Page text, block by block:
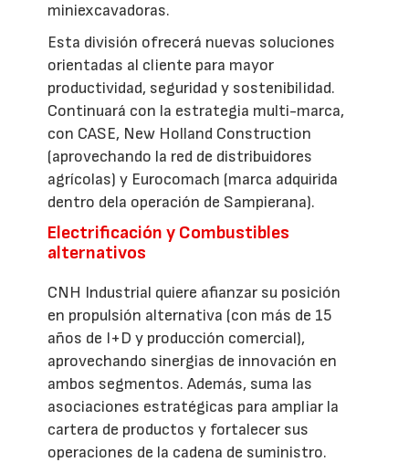
miniexcavadoras.
Esta división ofrecerá nuevas soluciones
orientadas al cliente para mayor
productividad, seguridad y sostenibilidad.
Continuará con la estrategia multi-marca,
con CASE, New Holland Construction
(aprovechando la red de distribuidores
agrícolas) y Eurocomach (marca adquirida
dentro dela operación de Sampierana).
Electrificación y Combustibles
alternativos
CNH Industrial quiere afianzar su posición
en propulsión alternativa (con más de 15
años de I+D y producción comercial),
aprovechando sinergias de innovación en
ambos segmentos. Además, suma las
asociaciones estratégicas para ampliar la
cartera de productos y fortalecer sus
operaciones de la cadena de suministro.